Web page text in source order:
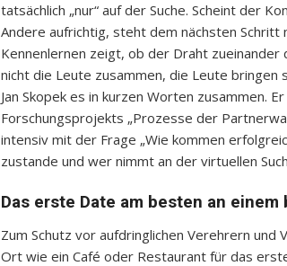
tatsächlich „nur“ auf der Suche. Scheint der
Andere aufrichtig, steht dem nächsten Schritt
Kennenlernen zeigt, ob der Draht
nicht die Leute zusammen, die Leute bringen
Jan Skopek es in kurzen Worten zusammen.
Forschungsprojekts „Prozesse der
intensiv mit der Frage „Wie kommen
zustande und wer nimmt an der virtuellen
Das erste Date am besten an einem
Zum Schutz vor aufdringlichen Verehrern
Ort wie ein Café oder Restaurant für das